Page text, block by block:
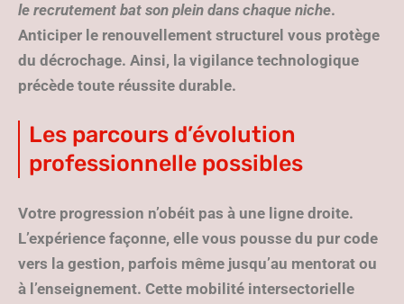
le recrutement bat son plein dans chaque niche.
Anticiper le renouvellement structurel vous protège
du décrochage. Ainsi, la vigilance technologique
précède toute réussite durable.
Les parcours d’évolution
professionnelle possibles
Votre progression n’obéit pas à une ligne droite.
L’expérience façonne, elle vous pousse du pur code
vers la gestion, parfois même jusqu’au mentorat ou
à l’enseignement. Cette mobilité intersectorielle